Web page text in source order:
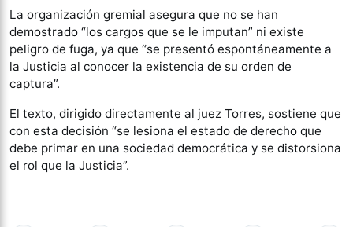
La organización gremial asegura que no se han
demostrado “los cargos que se le imputan” ni existe
peligro de fuga, ya que “se presentó espontáneamente a
la Justicia al conocer la existencia de su orden de
captura”.
El texto, dirigido directamente al juez Torres, sostiene que
con esta decisión “se lesiona el estado de derecho que
debe primar en una sociedad democrática y se distorsiona
el rol que la Justicia”.